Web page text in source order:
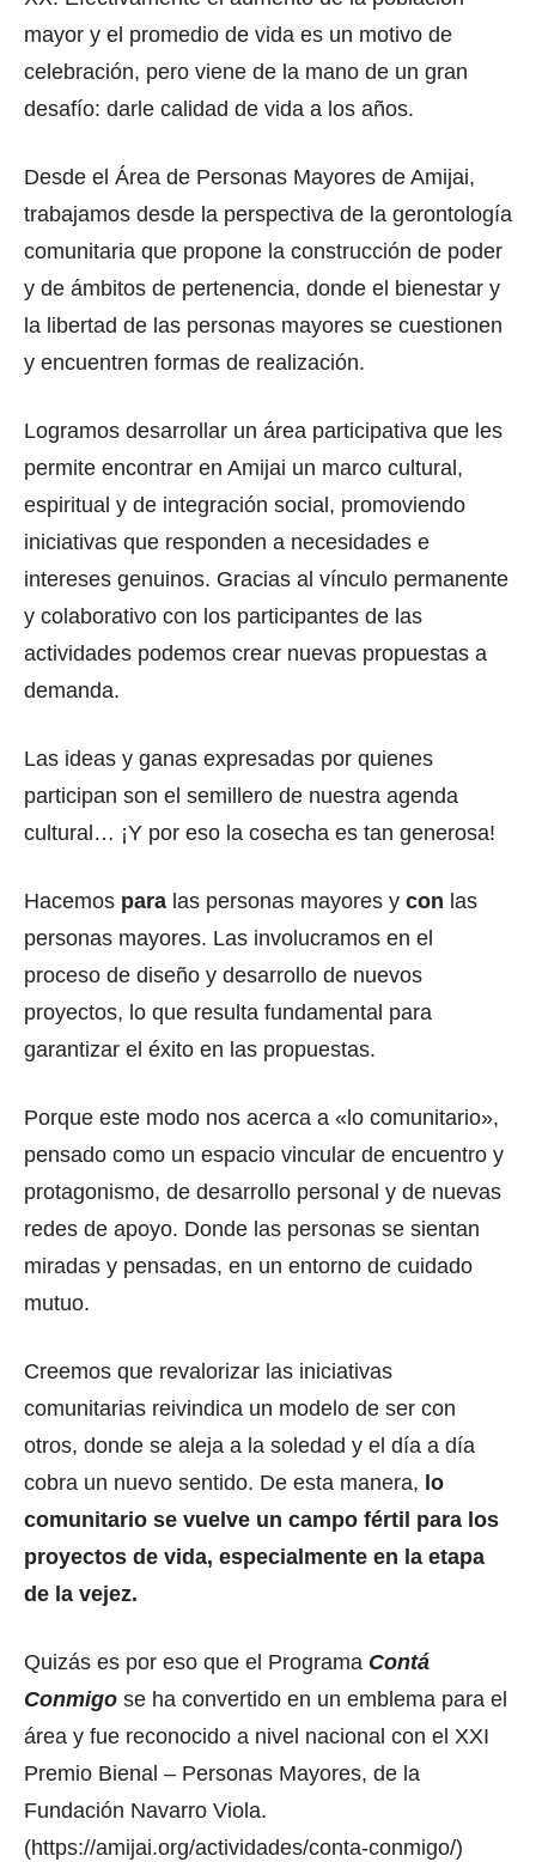
mayor y el promedio de vida es un motivo de
celebración, pero viene de la mano de un gran
desafío: darle calidad de vida a los años.
Desde el Área de Personas Mayores de Amijai,
trabajamos desde la perspectiva de la gerontología
comunitaria que propone la construcción de poder
y de ámbitos de pertenencia, donde el bienestar y
la libertad de las personas mayores se cuestionen
y encuentren formas de realización.
Logramos desarrollar un área participativa que les
permite encontrar en Amijai un marco cultural,
espiritual y de integración social, promoviendo
iniciativas que responden a necesidades e
intereses genuinos. Gracias al vínculo permanente
y colaborativo con los participantes de las
actividades podemos crear nuevas propuestas a
demanda.
Las ideas y ganas expresadas por quienes
participan son el semillero de nuestra agenda
cultural… ¡Y por eso la cosecha es tan generosa!
Hacemos para las personas mayores y con las
personas mayores. Las involucramos en el
proceso de diseño y desarrollo de nuevos
proyectos, lo que resulta fundamental para
garantizar el éxito en las propuestas.
Porque este modo nos acerca a «lo comunitario»,
pensado como un espacio vincular de encuentro y
protagonismo, de desarrollo personal y de nuevas
redes de apoyo. Donde las personas se sientan
miradas y pensadas, en un entorno de cuidado
mutuo.
Creemos que revalorizar las iniciativas
comunitarias reivindica un modelo de ser con
otros, donde se aleja a la soledad y el día a día
cobra un nuevo sentido. De esta manera, lo
comunitario se vuelve un campo fértil para los
proyectos de vida, especialmente en la etapa
de la vejez.
Quizás es por eso que el Programa Contá
Conmigo se ha convertido en un emblema para el
área y fue reconocido a nivel nacional con el XXI
Premio Bienal – Personas Mayores, de la
Fundación Navarro Viola.
(https://amijai.org/actividades/conta-conmigo/)